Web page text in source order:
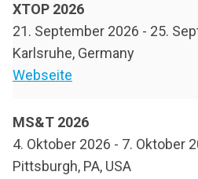
XTOP 2026
21. September 2026 - 25.
Karlsruhe, Germany
Webseite
MS&T 2026
4. Oktober 2026 - 7. Oktober
Pittsburgh, PA, USA